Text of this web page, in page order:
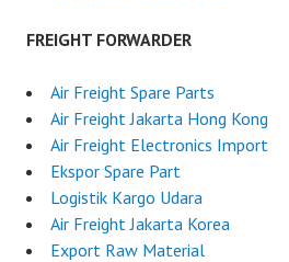
FREIGHT FORWARDER
Air Freight Spare Parts
Air Freight Jakarta Hong Kong
Air Freight Electronics Import
Ekspor Spare Part
Logistik Kargo Udara
Air Freight Jakarta Korea
Export Raw Material